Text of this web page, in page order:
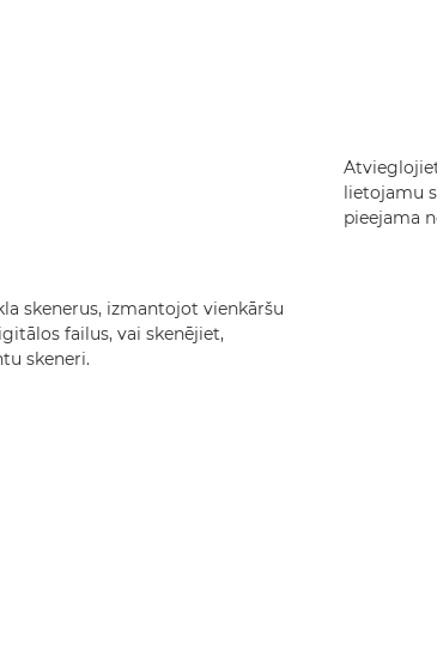
skenerus, izmantojot vienkāršu
failus, vai skenējiet,
skeneri.
lietojamu
pieejama